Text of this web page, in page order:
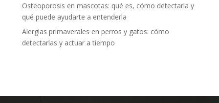
Osteoporosis en mascotas: qué es, cómo detectarla y
qué puede ayudarte a entenderla
Alergias primaverales en perros y gatos: cómo
detectarlas y actuar a tiempo